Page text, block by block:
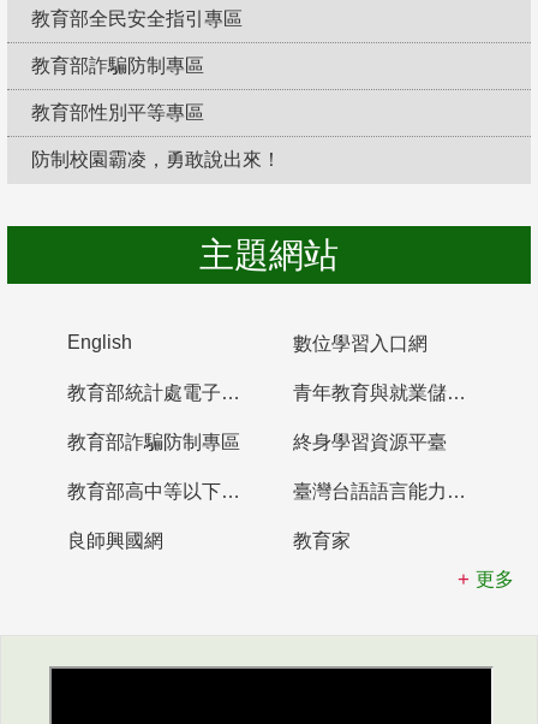
教育部全民安全指引專區
教育部詐騙防制專區
教育部性別平等專區
防制校園霸凌，勇敢說出來！
主題網站
English 數位學習入口網
教育部統計處電子書櫃 青年教育與就業儲蓄帳戶
教育部詐騙防制專區 終身學習資源平臺
教育部高中等以下學校及幼兒園教師資格檢定考試 臺灣台語語言能力認證網站
良師興國網
教育家
更多